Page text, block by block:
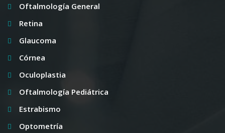
Oftalmología General
Retina
Glaucoma
Córnea
Oculoplastia
Oftalmología Pediátrica
Estrabismo
Optometría